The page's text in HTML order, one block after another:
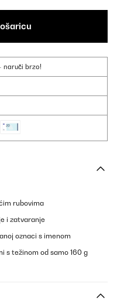
naruči brzo!
rubovima
i zatvaranje
oznaci s imenom
s težinom od samo 160 g